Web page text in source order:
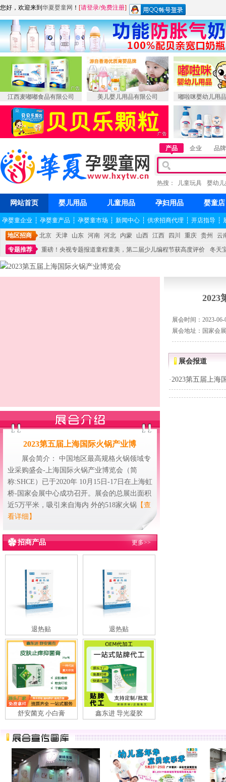
您好，欢迎来到 华夏婴童网 ！ [请登录/免费注册]
江西麦嘟嘟食品有限公司 美儿婴儿用品有限公司 嘟啦咪婴幼儿用
产品 企业 品牌
热搜： 儿童玩具 婴幼
网站首页 婴儿用品 儿童用品 孕妇用品 婴童店
孕婴童企业 ┆ 孕婴童产品 ┆ 孕婴童市场 ┆ 新闻中心 ┆ 供求招商代理 ┆ 开店指导 ┆
地区招商 北京 天津 山东 河南 河北 内蒙 山西 江西 四川 重庆 贵州
云
专题推荐
重磅！央视专题报道童程童美，第二届少儿编程节获高度评价
冬天
不能再单纯地销售产品,而要向增强服务转型,毕竟母婴产品比较特殊。”
2023第五届上海国际火锅产业博
展会简介： 中国地区最高规格火锅领域专
业采购盛会-上海国际火锅产业博览会（简
称:SHCE）已于2020年 10月15日-17日在上海虹
桥-国家会展中心成功召开。展会的总展出面积
近5万平米，吸引来自海内 外的518家火锅 【查
看详细】
招商产品 更多>>
退热贴 退热贴
舒安菌克 小白膏 鑫东进 导光凝胶
2023
展会时间：2023-06-
展会地址：国家会
展会报道
·2023第五届上海